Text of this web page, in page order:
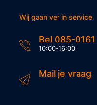
Wij gaan ver in service
Bel 085-
10:00-16:00
Mail je vraag